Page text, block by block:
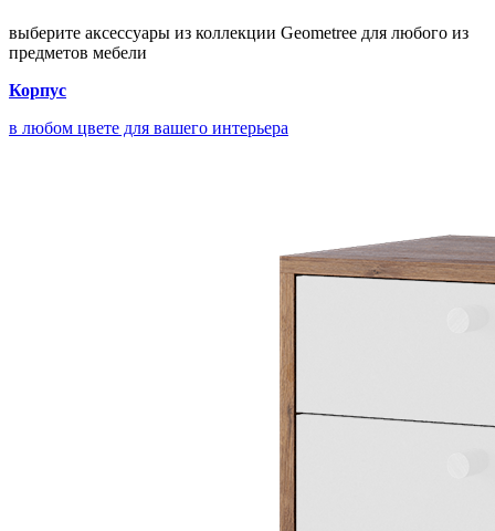
выберите аксессуары из коллекции Geometree для любого из
предметов мебели
Корпус
в любом цвете для вашего интерьера